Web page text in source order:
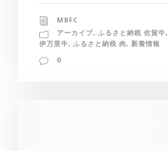
MBFC
アーカイブ, ふるさと納税 佐賀牛,
伊万里牛, ふるさと納税 肉, 新着情報
0